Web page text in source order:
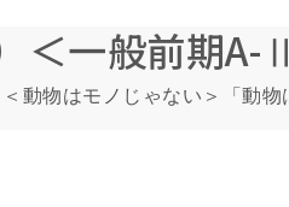
＜一般前期A-
＜動物はモノじゃない＞「動